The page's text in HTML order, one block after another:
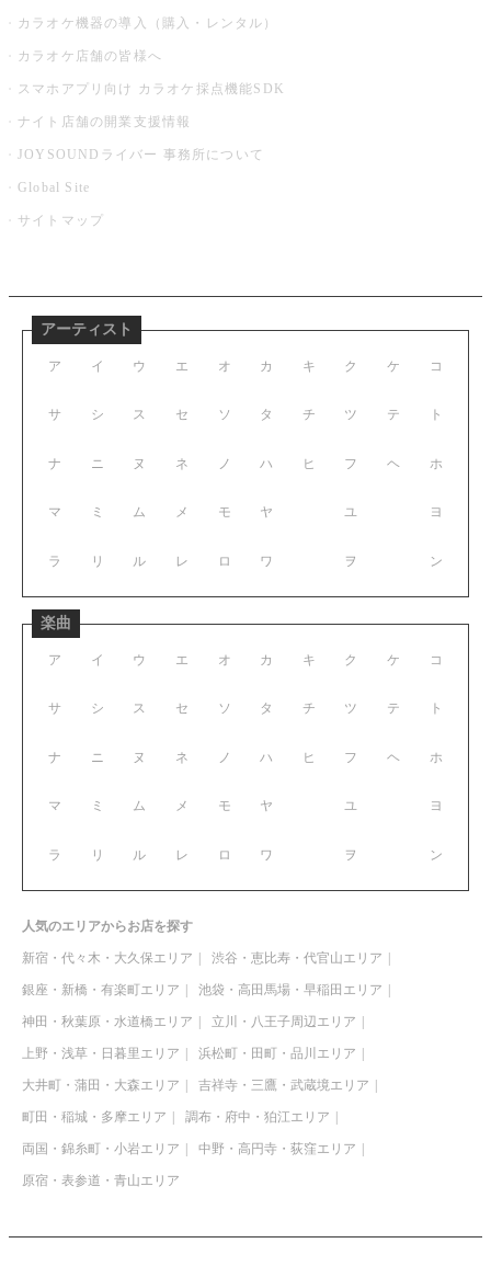
カラオケ機器の導入（購入・レンタル）
カラオケ店舗の皆様へ
スマホアプリ向け カラオケ採点機能SDK
ナイト店舗の開業支援情報
JOYSOUNDライバー 事務所について
Global Site
サイトマップ
アーティスト
ア イ ウ エ オ
サ シ ス セ ソ
ナ ニ ヌ ネ ノ
マ ミ ム メ モ
ラ リ ル レ ロ
カ キ ク ケ コ
タ チ ツ テ ト
ハ ヒ フ ヘ ホ
ヤ ユ ヨ
ワ ヲ ン
楽曲
ア イ ウ エ オ
サ シ ス セ ソ
ナ ニ ヌ ネ ノ
マ ミ ム メ モ
ラ リ ル レ ロ
カ キ ク ケ コ
タ チ ツ テ ト
ハ ヒ フ ヘ ホ
ヤ ユ ヨ
ワ ヲ ン
人気のエリアからお店を探す
新宿・代々木・大久保エリア 渋谷・恵比寿・代官山エリア
銀座・新橋・有楽町エリア 池袋・高田馬場・早稲田エリア
神田・秋葉原・水道橋エリア 立川・八王子周辺エリア
上野・浅草・日暮里エリア 浜松町・田町・品川エリア
大井町・蒲田・大森エリア 吉祥寺・三鷹・武蔵境エリア
町田・稲城・多摩エリア 調布・府中・狛江エリア
両国・錦糸町・小岩エリア 中野・高円寺・荻窪エリア
原宿・表参道・青山エリア